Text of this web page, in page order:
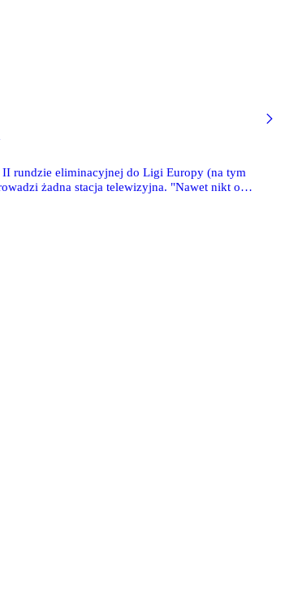
rundzie eliminacyjnej do Ligi Europy (na tym
żadna stacja telewizyjna. "Nawet nikt o